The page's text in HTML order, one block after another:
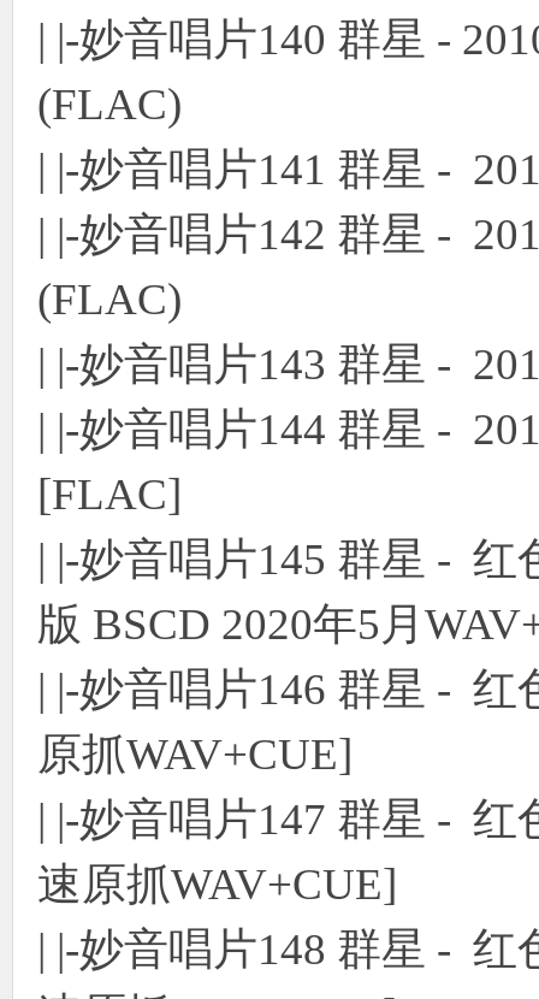
| |-妙音唱片140 群星 -
(FLAC)
| |-妙音唱片141 群星 -
| |-妙音唱片142 群星 -
(FLAC)
| |-妙音唱片143 群星 -
| |-妙音唱片144 群星 -
[FLAC]
| |-妙音唱片145 群星 -
版 BSCD 2020年5月
| |-妙音唱片146 群星 - 红
原抓WAV+CUE]
| |-妙音唱片147 群星 -
速原抓WAV+CUE]
| |-妙音唱片148 群星 -